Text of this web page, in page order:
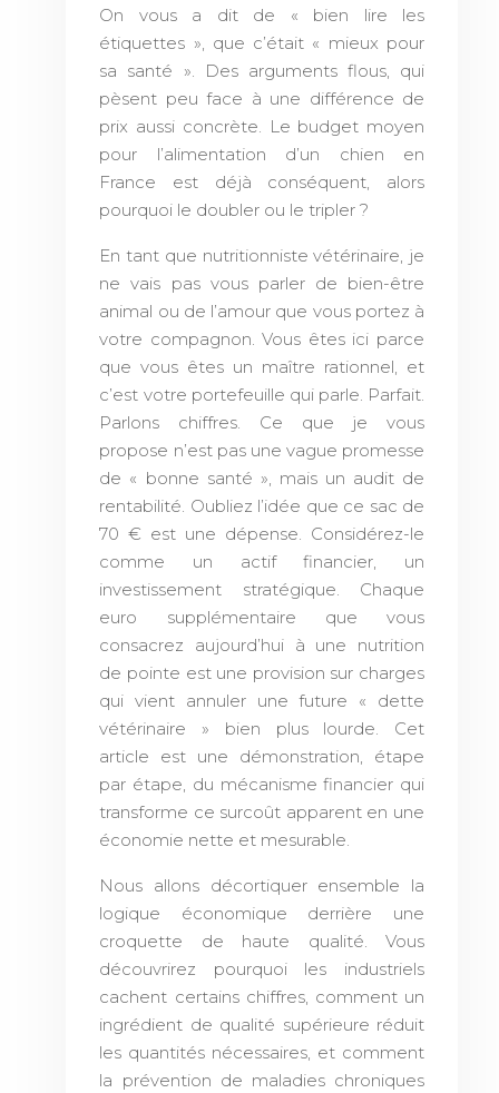
On vous a dit de « bien lire les
étiquettes », que c’était « mieux pour
sa santé ». Des arguments flous, qui
pèsent peu face à une différence de
prix aussi concrète. Le budget moyen
pour l’alimentation d’un chien en
France est déjà conséquent, alors
pourquoi le doubler ou le tripler ?
En tant que nutritionniste vétérinaire, je
ne vais pas vous parler de bien-être
animal ou de l’amour que vous portez à
votre compagnon. Vous êtes ici parce
que vous êtes un maître rationnel, et
c’est votre portefeuille qui parle. Parfait.
Parlons chiffres. Ce que je vous
propose n’est pas une vague promesse
de « bonne santé », mais un audit de
rentabilité. Oubliez l’idée que ce sac de
70 € est une dépense. Considérez-le
comme un actif financier, un
investissement stratégique. Chaque
euro supplémentaire que vous
consacrez aujourd’hui à une nutrition
de pointe est une provision sur charges
qui vient annuler une future « dette
vétérinaire » bien plus lourde. Cet
article est une démonstration, étape
par étape, du mécanisme financier qui
transforme ce surcoût apparent en une
économie nette et mesurable.
Nous allons décortiquer ensemble la
logique économique derrière une
croquette de haute qualité. Vous
découvrirez pourquoi les industriels
cachent certains chiffres, comment un
ingrédient de qualité supérieure réduit
les quantités nécessaires, et comment
la prévention de maladies chroniques